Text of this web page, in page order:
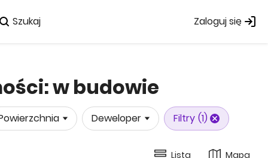
Szukaj Zaloguj się
w budowie
Deweloper Filtry (1)
Lista Mapa